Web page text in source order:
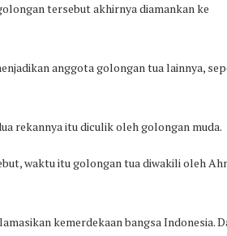
tersebut akhirnya diamankan ke
anggota golongan tua lainnya,
rekannya itu diculik oleh golongan muda.
waktu itu golongan tua diwakili oleh
kemerdekaan bangsa Indonesia.